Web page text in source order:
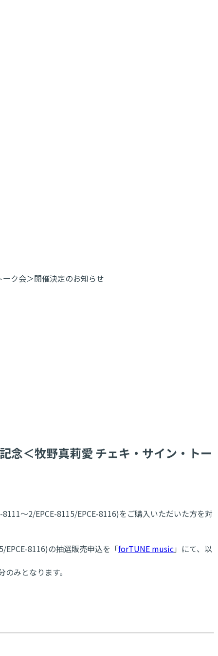
ク会＞開催決定のお知らせ
＜牧野真莉愛 チェキ・サイン・トー
～2/EPCE-8115/EPCE-8116)をご購入いただいた方を対
8116)の抽選販売申込を「forTUNE music」にて、以
みとなります。